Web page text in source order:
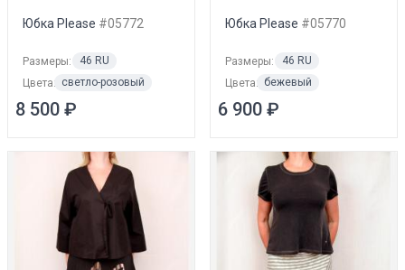
Юбка Please #05772
Размеры:
46 RU
Цвета: светло-розовый
8 500 ₽
Юбка Please #05770
Размеры:
46 RU
Цвета: бежевый
6 900 ₽